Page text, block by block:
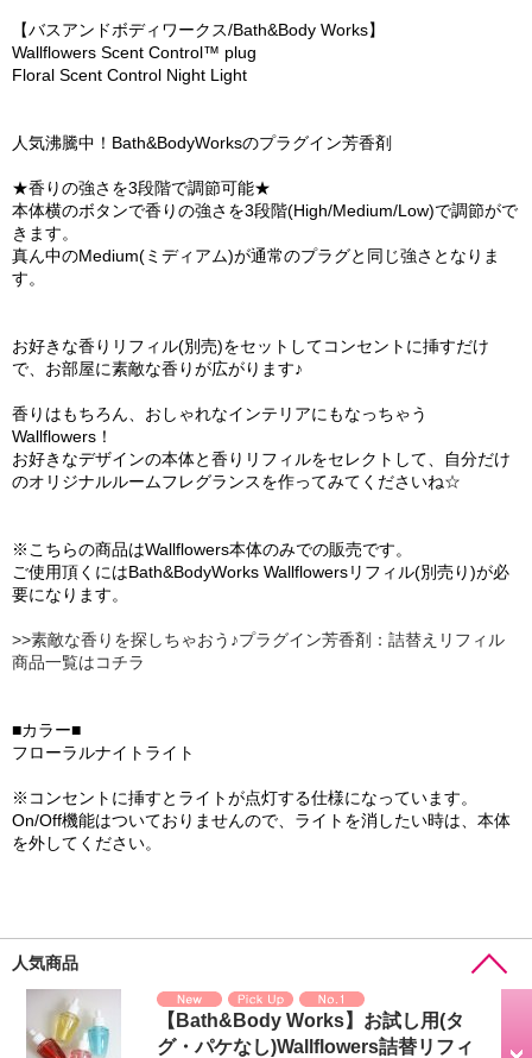
【バスアンドボディワークス/Bath&Body Works】
Wallflowers Scent Control™ plug
Floral Scent Control Night Light
人気沸騰中！Bath&BodyWorksのプラグイン芳香剤
★香りの強さを3段階で調節可能★
本体横のボタンで香りの強さを3段階(High/Medium/Low)で調節がで
きます。
真ん中のMedium(ミディアム)が通常のプラグと同じ強さとなりま
す。
お好きな香りリフィル(別売)をセットしてコンセントに挿すだけ
で、お部屋に素敵な香りが広がります♪
香りはもちろん、おしゃれなインテリアにもなっちゃう
Wallflowers！
お好きなデザインの本体と香りリフィルをセレクトして、自分だけ
のオリジナルルームフレグランスを作ってみてくださいね☆
※こちらの商品はWallflowers本体のみでの販売です。
ご使用頂くにはBath&BodyWorks Wallflowersリフィル(別売り)が必
要になります。
>>素敵な香りを探しちゃおう♪プラグイン芳香剤：詰替えリフィル
商品一覧はコチラ
■カラー■
フローラルナイトライト
※コンセントに挿すとライトが点灯する仕様になっています。
On/Off機能はついておりませんので、ライトを消したい時は、本体
を外してください。
人気商品
【Bath&Body Works】お試し用(タ
グ・パケなし)Wallflowers詰替リフィ